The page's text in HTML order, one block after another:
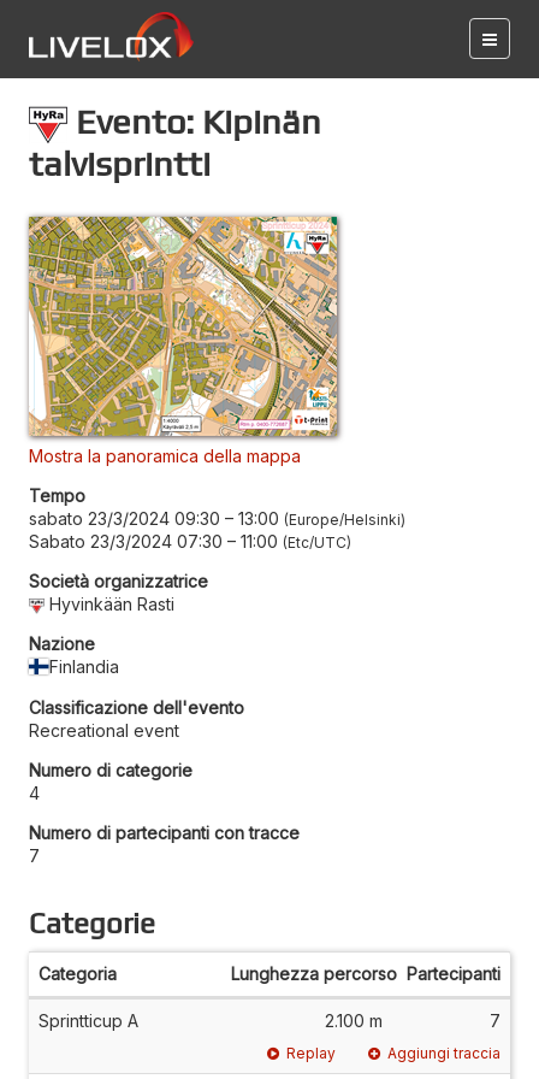
Evento: Kipinän
talvisprintti
Mostra la panoramica della mappa
Tempo
sabato 23/3/2024 09:30 – 13:00 Europe/Helsinki
Sabato 23/3/2024 07:30 – 11:00 Etc/UTC
Società organizzatrice
Hyvinkään Rasti
Nazione
Finlandia
Classificazione dell'evento
Recreational event
Numero di categorie
4
Numero di partecipanti con tracce
7
Categorie
Categoria Lunghezza percorso Partecipanti
Sprintticup A 2.100 m 7
Replay Aggiungi traccia